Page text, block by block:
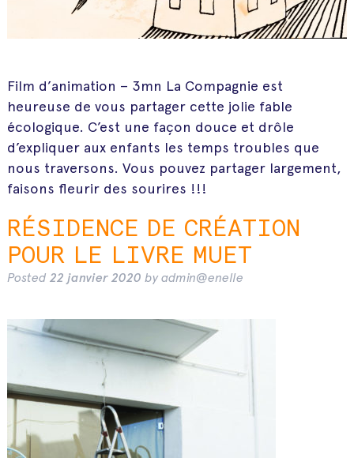
Film d’animation – 3mn La Compagnie est
heureuse de vous partager cette jolie fable
écologique. C’est une façon douce et drôle
d’expliquer aux enfants les temps troubles que
nous traversons. Vous pouvez partager largement,
faisons fleurir des sourires !!!
RÉSIDENCE DE CRÉATION
POUR LE LIVRE MUET
Posted 22 janvier 2020 by admin@enelle